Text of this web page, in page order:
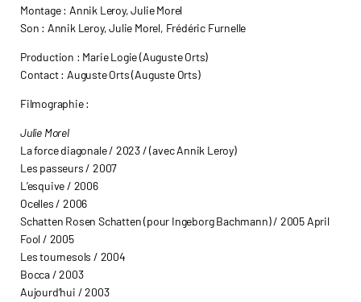
Montage : Annik Leroy, Julie Morel
Son : Annik Leroy, Julie Morel, Frédéric Furnelle
Production : Marie Logie (Auguste Orts)
Contact : Auguste Orts (Auguste Orts)
Filmographie :
Julie Morel
La force diagonale / 2023 / (avec Annik Leroy)
Les passeurs / 2007
L’esquive / 2006
Ocelles / 2006
Schatten Rosen Schatten (pour Ingeborg Bachmann) / 2005 April
Fool / 2005
Les tournesols / 2004
Bocca / 2003
Aujourd’hui / 2003